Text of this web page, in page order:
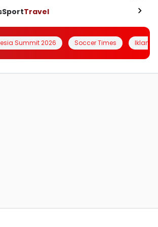
SportTravel
Summit 2026 Soccer Times Iklanin